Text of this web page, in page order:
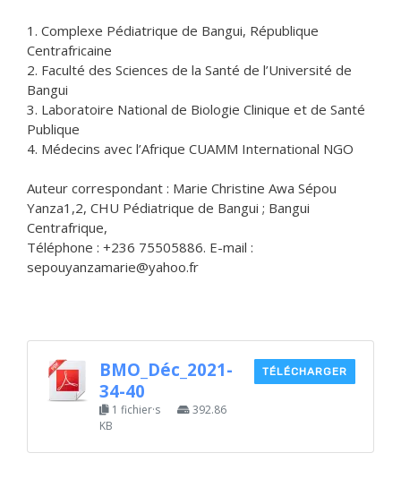
1. Complexe Pédiatrique de Bangui, République
Centrafricaine
2. Faculté des Sciences de la Santé de l’Université de
Bangui
3. Laboratoire National de Biologie Clinique et de Santé
Publique
4. Médecins avec l’Afrique CUAMM International NGO
Auteur correspondant : Marie Christine Awa Sépou
Yanza1,2, CHU Pédiatrique de Bangui ; Bangui
Centrafrique,
Téléphone : +236 75505886. E-mail :
sepouyanzamarie@yahoo.fr
BMO_Déc_2021-
34-40
1 fichier·s
392.86
KB
TÉLÉCHARGER